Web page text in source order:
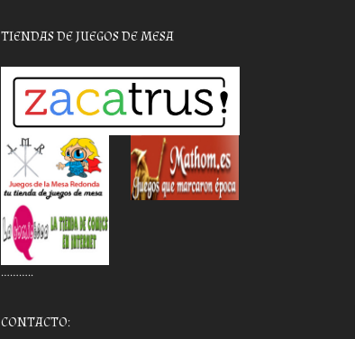
TIENDAS DE JUEGOS DE MESA
………..
CONTACTO: